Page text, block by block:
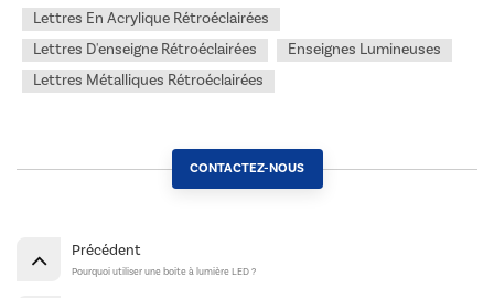
Lettres En Acrylique Rétroéclairées
Lettres D'enseigne Rétroéclairées
Enseignes Lumineuses
Lettres Métalliques Rétroéclairées
CONTACTEZ-NOUS
Précédent
Pourquoi utiliser une boite à lumière LED ?